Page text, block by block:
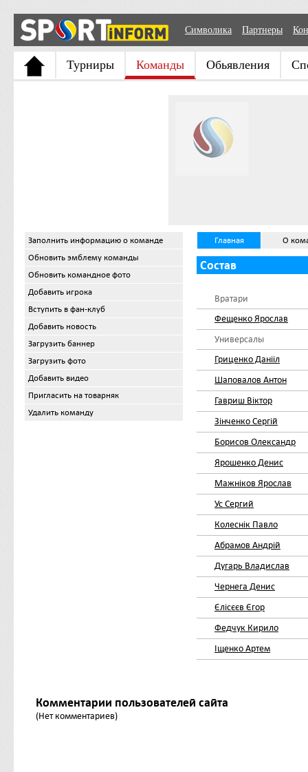
Символика Партнеры
Турниры Команды Обьявления
Заполнить информацию о команде
Обновить эмблему команды
Обновить командное фото
Добавить игрока
Вступить в фан-клуб
Добавить новость
Загрузить баннер
Загрузить фото
Добавить видео
Пригласить на товарняк
Удалить команду
Главная О
Состав
Вратари
Фещенко Ярослав
Универсалы
Гриценко Данііл
Шаповалов Антон
Гавриш Віктор
Зінченко Сергій
Борисов Олександр
Ярошенко Денис
Мажніков Ярослав
Ус Сергий
Колеснік Павло
Абрамов Андрій
Дугарь Владислав
Чернега Денис
Єлісєєв Єгор
Федчук Кирило
Іщенко Артем
Комментарии пользователей сайта
(Нет комментариев)